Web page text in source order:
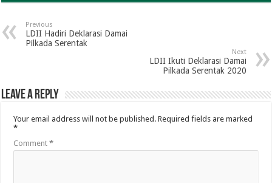
Previous
LDII Hadiri Deklarasi Damai
Pilkada Serentak
Next
LDII Ikuti Deklarasi Damai
Pilkada Serentak 2020
Leave a Reply
Your email address will not be published. Required fields are marked
*
Comment*